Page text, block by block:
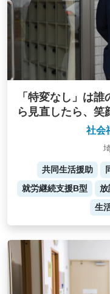
「特変なし」は
ら見直したら、笑
社会
共同生活援助
就労継続支援B型
放
生